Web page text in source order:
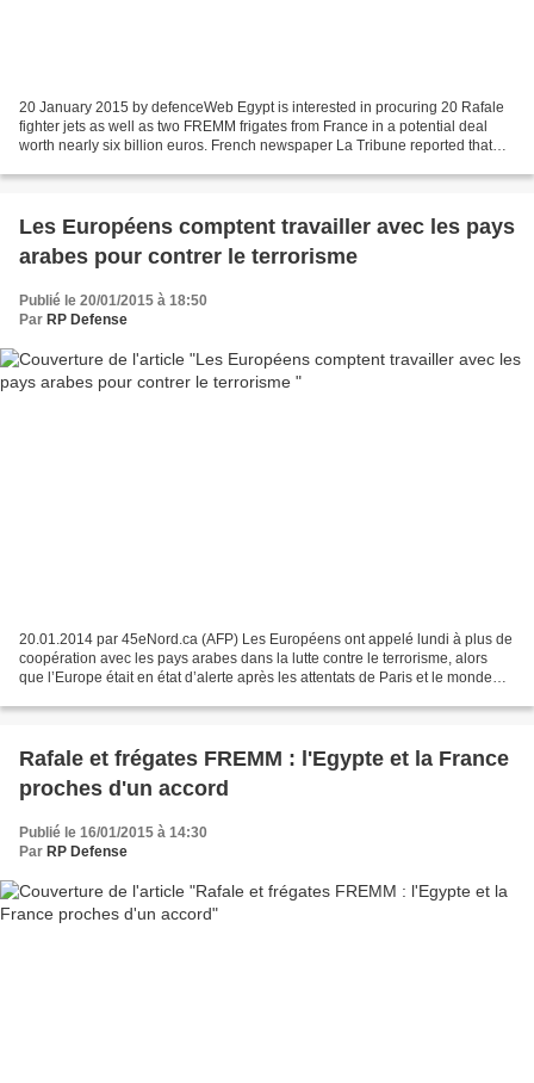
20 January 2015 by defenceWeb Egypt is interested in procuring 20 Rafale
fighter jets as well as two FREMM frigates from France in a potential deal
worth nearly six billion euros. French newspaper La Tribune reported that
Les Européens comptent travailler avec les pays
arabes pour contrer le terrorisme
Publié le 20/01/2015 à 18:50
Par RP Defense
20.01.2014 par 45eNord.ca (AFP) Les Européens ont appelé lundi à plus de
coopération avec les pays arabes dans la lutte contre le terrorisme, alors
que l’Europe était en état d’alerte après les attentats de Paris et le monde
Rafale et frégates FREMM : l'Egypte et la France
proches d'un accord
Publié le 16/01/2015 à 14:30
Par RP Defense